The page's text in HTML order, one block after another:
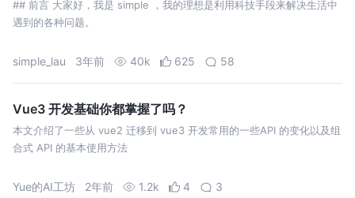
## 前言 大家好，我是 simple ，我的理想是利用科技手段来解决生活中
遇到的各种问题。
simple_lau 3年前 40k 625 58
Vue3 开发基础你都掌握了吗？
本文介绍了一些从 vue2 迁移到 vue3 开发常用的一些API 的变化以及组
合式 API 的基本使用方法
Yue的AI工坊 2年前 1.2k 4 3